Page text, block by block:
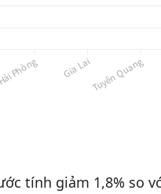
tính giảm 1,8% so